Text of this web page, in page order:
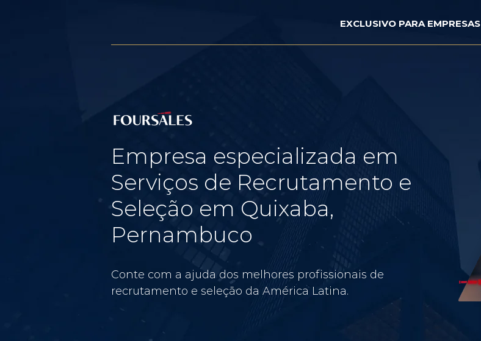
EXCLUSIVO PARA EMPRESAS
Empresa especializada em
Serviços de Recrutamento e
Seleção em Quixaba,
Pernambuco
Conte com a ajuda dos melhores profissionais de
recrutamento e seleção da América Latina.